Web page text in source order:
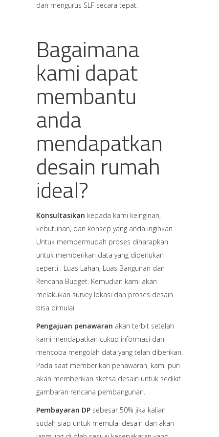
dan mengurus SLF secara tepat.
Bagaimana
kami dapat
membantu
anda
mendapatkan
desain rumah
ideal?
Konsultasikan kepada kami keinginan,
kebutuhan, dan konsep yang anda inginkan.
Untuk mempermudah proses diharapkan
untuk memberikan data yang diperlukan
seperti : Luas Lahan, Luas Bangunan dan
Rencana Budget. Kemudian kami akan
melakukan survey lokasi dan proses desain
bisa dimulai.
Pengajuan penawaran akan terbit setelah
kami mendapatkan cukup informasi dan
mencoba mengolah data yang telah diberikan.
Pada saat memberikan penawaran, kami pun
akan memberikan sketsa desain untuk sedikit
gambaran rencana pembangunan.
Pembayaran DP sebesar 50% jika kalian
sudah siap untuk memulai desain dan akan